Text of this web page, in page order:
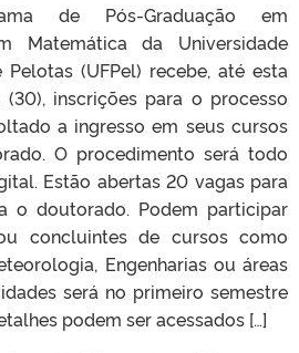
de Pós-Graduação em
Matemática da Universidade
Pelotas (UFPel) recebe, até esta
(30), inscrições para o processo
a ingresso em seus cursos
O procedimento será todo
Estão abertas 20 vagas para
o doutorado. Podem participar
concluintes de cursos como
Engenharias ou áreas
será no primeiro semestre
podem ser acessados […]